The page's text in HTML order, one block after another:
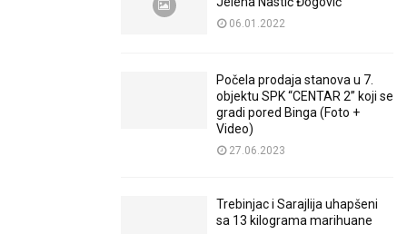
06.01.2022
Počela prodaja stanova u 7.
objektu SPK “CENTAR 2” koji se
gradi pored Binga (Foto +
Video)
27.06.2023
Trebinjac i Sarajlija uhapšeni
sa 13 kilograma marihuane